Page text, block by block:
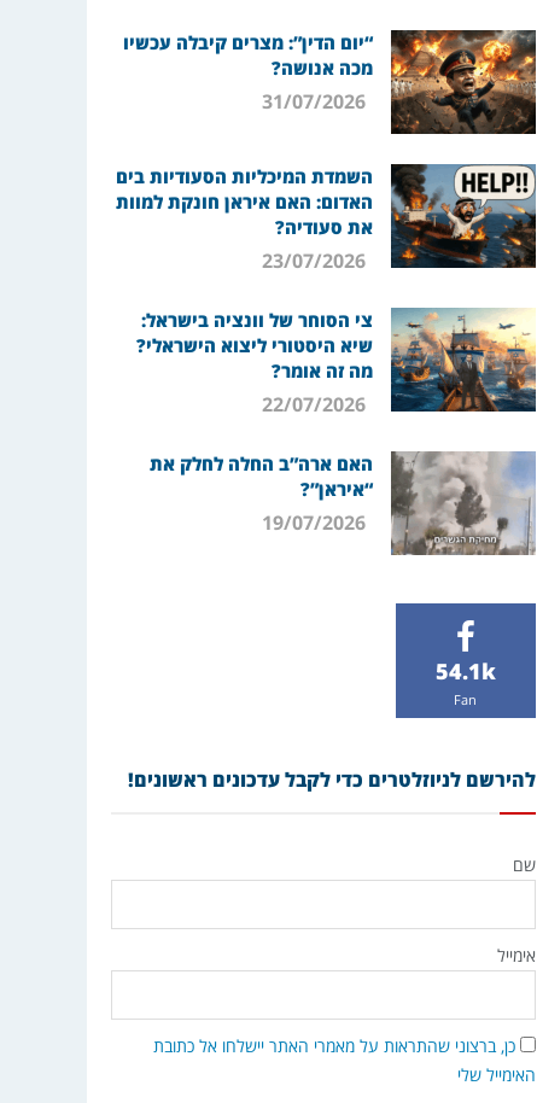
“יום הדין”: מצרים קיבלה עכשיו
מכה אנושה?
31/07/2026
השמדת המיכליות הסעודיות בים
האדום: האם איראן חונקת למוות
את סעודיה?
23/07/2026
צי הסוחר של וונציה בישראל:
שיא היסטורי ליצוא הישראלי?
מה זה אומר?
22/07/2026
האם ארה”ב החלה לחלק את
“איראן”?
19/07/2026
54.1k
Fan
להירשם לניוזלטרים כדי לקבל עדכונים ראשונים!
שם
אימייל
כן, ברצוני שהתראות על מאמרי האתר יישלחו אל כתובת
האימייל שלי